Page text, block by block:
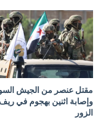
مقتل عنصر من الجيش
وإصابة اثنين بهجوم في ريف
الزور